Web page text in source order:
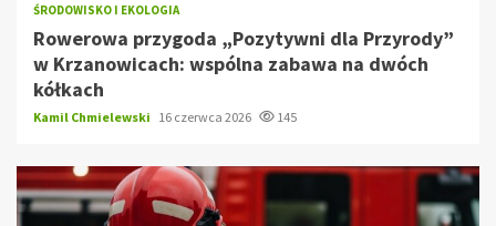
ŚRODOWISKO I EKOLOGIA
Rowerowa przygoda „Pozytywni dla Przyrody”
w Krzanowicach: wspólna zabawa na dwóch
kółkach
Kamil Chmielewski 16 czerwca 2026 145